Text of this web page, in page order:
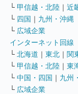
└ 甲信越・北陸 ｜ 近
└ 四国 ｜ 九州・沖縄
└ 広域企業
インターネット回線
└ 北海道 ｜ 東北 ｜ 関
└ 甲信越・北陸 ｜ 東
└ 中国・四国 ｜ 九州
└ 広域企業